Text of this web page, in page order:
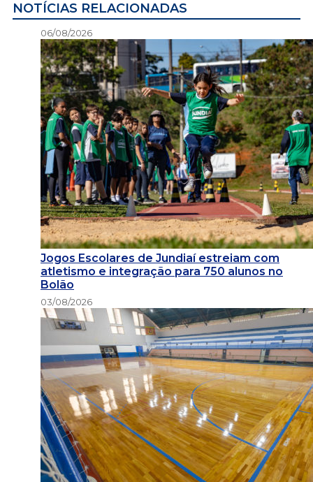
NOTÍCIAS RELACIONADAS
06/08/2026
Jogos Escolares de Jundiaí estreiam com
atletismo e integração para 750 alunos no
Bolão
03/08/2026